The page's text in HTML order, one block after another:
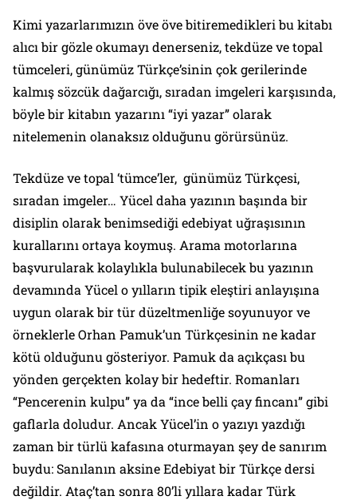
Kimi yazarlarımızın öve öve bitiremedikleri bu kitabı
alıcı bir gözle okumayı denerseniz, tekdüze ve topal
tümceleri, günümüz Türkçe’sinin çok gerilerinde
kalmış sözcük dağarcığı, sıradan imgeleri karşısında,
böyle bir kitabın yazarını “iyi yazar” olarak
nitelemenin olanaksız olduğunu görürsünüz.
Tekdüze ve topal ‘tümce’ler, günümüz Türkçesi,
sıradan imgeler… Yücel daha yazının başında bir
disiplin olarak benimsediği edebiyat uğraşısının
kurallarını ortaya koymuş. Arama motorlarına
başvurularak kolaylıkla bulunabilecek bu yazının
devamında Yücel o yılların tipik eleştiri anlayışına
uygun olarak bir tür düzeltmenliğe soyunuyor ve
örneklerle Orhan Pamuk’un Türkçesinin ne kadar
kötü olduğunu gösteriyor. Pamuk da açıkçası bu
yönden gerçekten kolay bir hedeftir. Romanları
“Pencerenin kulpu” ya da “ince belli çay fincanı” gibi
gaflarla doludur. Ancak Yücel’in o yazıyı yazdığı
zaman bir türlü kafasına oturmayan şey de sanırım
buydu: Sanılanın aksine Edebiyat bir Türkçe dersi
değildir. Ataç’tan sonra 80’li yıllara kadar Türk